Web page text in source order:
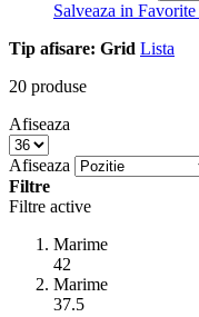
Salveaza in Favorite
Tip afisare: Grid Lista
20 produse
Afiseaza
Afiseaza
Filtre
Filtre active
Marime
42
Marime
37.5